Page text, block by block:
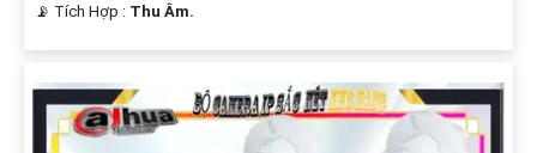
️📡 Tích Hợp : Thu Âm.